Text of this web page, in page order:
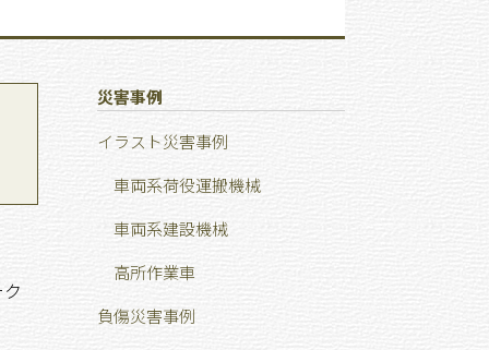
災害事例
イラスト災害事例
車両系荷役運搬機械
車両系建設機械
高所作業車
負傷災害事例